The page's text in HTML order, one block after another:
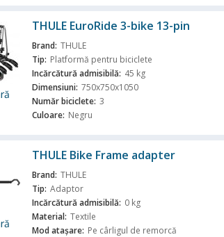
THULE EuroRide 3-bike 13-pin
Brand: THULE
Tip: Platformă pentru biciclete
Incărcătură admisibilă: 45 kg
Dimensiuni: 750x750x1050
Număr biciclete: 3
Culoare: Negru
THULE Bike Frame adapter
Brand: THULE
Tip: Adaptor
Incărcătură admisibilă: 0 kg
Material: Textile
Mod atașare: Pe cârligul de remorcă